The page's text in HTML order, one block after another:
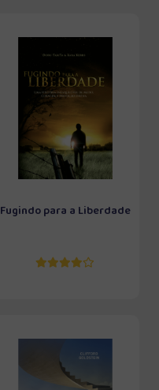
Fugindo para a Liberdade